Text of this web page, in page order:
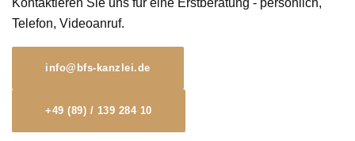
Telefon, Videoanruf.
info@bfs-kanzlei.de
+49 (89) / 139 284 10